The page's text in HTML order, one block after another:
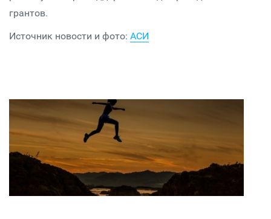
грантов.
Источник новости и фото: АСИ